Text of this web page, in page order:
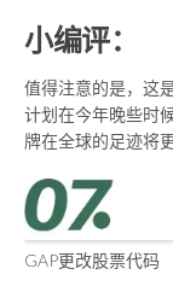
小编评：
值得注意的是，这
计划在今年晚些时
牌在全球的足迹将
GAP更改股票代码